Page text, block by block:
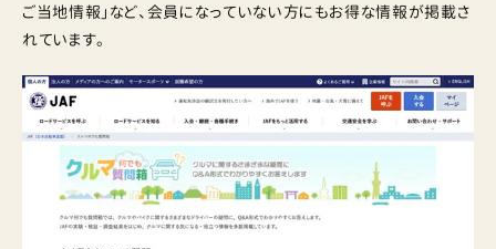
ご当地情報」など、会員になっていない方にもお得な情報が掲載さ
れています。